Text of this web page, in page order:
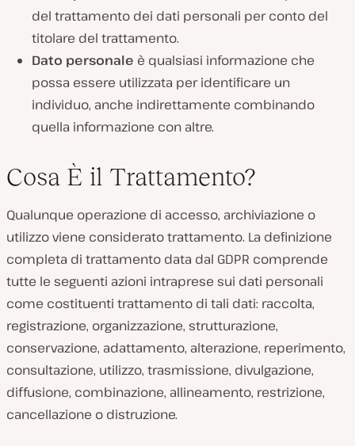
del trattamento dei dati personali per conto del
titolare del trattamento.
Dato personale è qualsiasi informazione che
possa essere utilizzata per identificare un
individuo, anche indirettamente combinando
quella informazione con altre.
Cosa È il Trattamento?
Qualunque operazione di accesso, archiviazione o
utilizzo viene considerato trattamento. La definizione
completa di trattamento data dal GDPR comprende
tutte le seguenti azioni intraprese sui dati personali
come costituenti trattamento di tali dati: raccolta,
registrazione, organizzazione, strutturazione,
conservazione, adattamento, alterazione, reperimento,
consultazione, utilizzo, trasmissione, divulgazione,
diffusione, combinazione, allineamento, restrizione,
cancellazione o distruzione.